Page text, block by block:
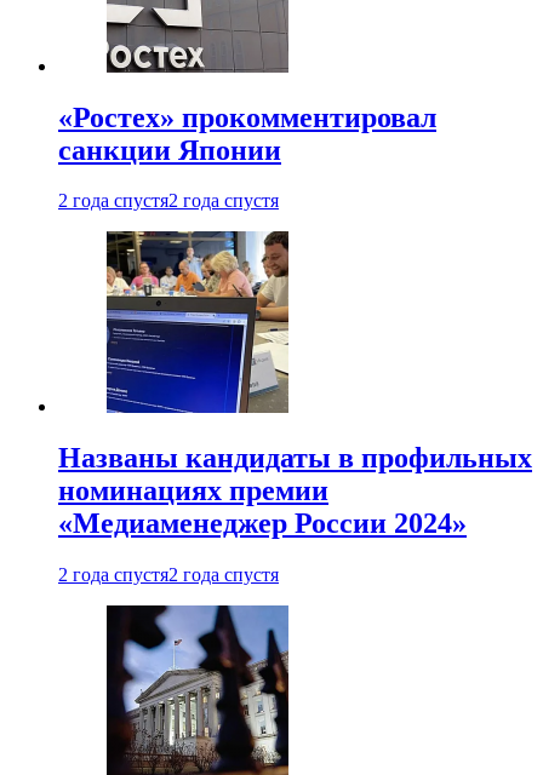
«Ростех» прокомментировал
санкции Японии
2 года спустя2 года спустя
Названы кандидаты в профильных
номинациях премии
«Медиаменеджер России 2024»
2 года спустя2 года спустя